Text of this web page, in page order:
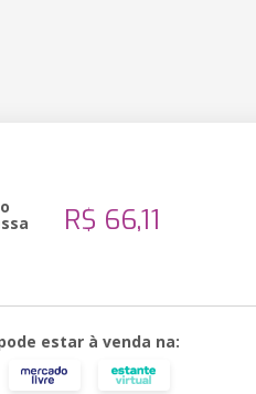
R$ 66,11
estar à venda na: